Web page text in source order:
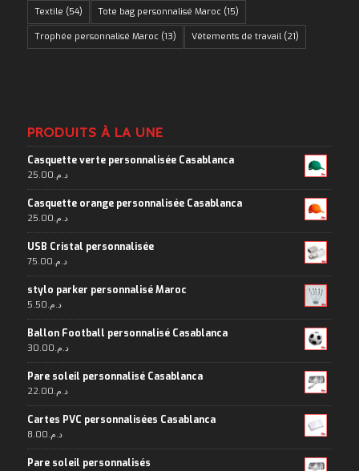
Textile (54) Tote bag personnalisé Maroc(15)
Trophée personnalisé Maroc(13) Vêtements de travail(21)
PRODUITS À LA UNE
Casquette verte personnalisée Casablanca
د.م.25.00
Casquette orange personnalisée Casablanca
د.م.25.00
USB Cristal personnalisée
د.م.75.00
stylo parker personnalisé Maroc
د.م.5.50
Ballon Football personnalisé Casablanca
د.م.30.00
Pare soleil personnalisé Casablanca
د.م.22.00
Cartes PVC personnalisées Casablanca
د.م.8.00
Pare soleil personnalisés